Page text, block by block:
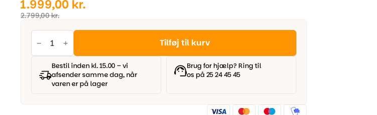
2.799,00kr.
Den
oprindelige
pris
var:
2.799,00 kr..
1.999,00 kr.
Den
aktuelle
pris
1.999,00 kr..
Deante
Indbygget
armatur
Silia
Børstet
Tilføj til kurv
Bestil inden kl. 15.00 – vi
afsender samme dag, når
varen er på lager
Brug for hjælp? Ring til
os på 25 24 45 45